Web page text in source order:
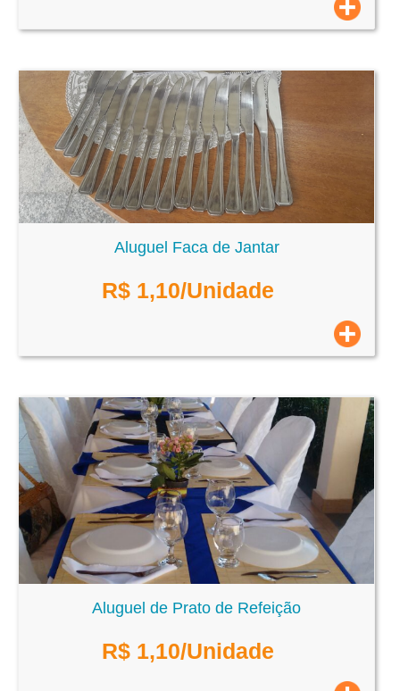
Aluguel Faca de Jantar
R$ 1,10/Unidade
Aluguel de Prato de Refeição
R$ 1,10/Unidade